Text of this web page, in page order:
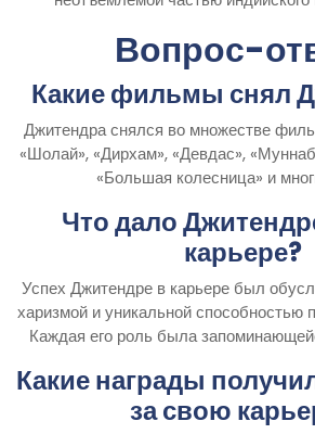
Вопрос-
Какие фильмы снял
Джитендра снялся во множестве
«Шолай», «Дирхам», «Девдас»,
«Большая колесница» и
Что дало
карьере?
Успех Джитендре в карьере был
харизмой и уникальной способностью
Каждая его роль была
Какие награды
за свою